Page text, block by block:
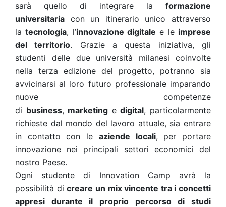
sarà quello di integrare la
formazione
universitaria con un itinerario unico attraverso
la tecnologia, l’innovazione digitale e le imprese
del territorio. Grazie a questa iniziativa, gli
studenti delle due università milanesi coinvolte
nella terza edizione del progetto, potranno sia
avvicinarsi al loro futuro professionale imparando
nuove competenze
di business, marketing e digital, particolarmente
richieste dal mondo del lavoro attuale, sia entrare
in contatto con le aziende locali, per portare
innovazione nei principali settori economici del
nostro Paese.
Ogni studente di Innovation Camp avrà la
possibilità di creare un mix vincente tra i concetti
appresi durante il proprio percorso di studi